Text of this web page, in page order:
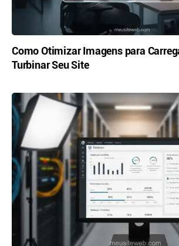
Como Otimizar Imagens para
Turbinar Seu Site